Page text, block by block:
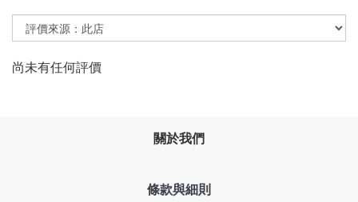
尚未有任何評價
關於我們
條款與細則